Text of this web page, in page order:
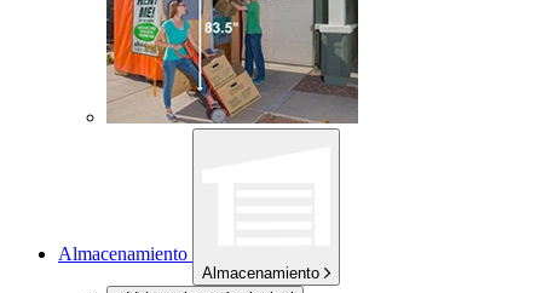
Almacenamiento
Almacenamiento